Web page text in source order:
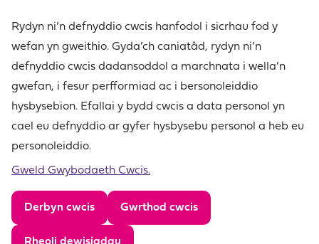
content
Rydyn ni’n defnyddio cwcis hanfodol i sicrhau fod y
wefan yn gweithio. Gyda’ch caniatâd, rydyn ni’n
defnyddio cwcis dadansoddol a marchnata i wella’n
gwefan, i fesur perfformiad ac i bersonoleiddio
hysbysebion. Efallai y bydd cwcis a data personol yn
cael eu defnyddio ar gyfer hysbysebu personol a heb eu
personoleiddio.
Gweld Gwybodaeth Cwcis.
Derbyn cwcis Gwrthod cwcis